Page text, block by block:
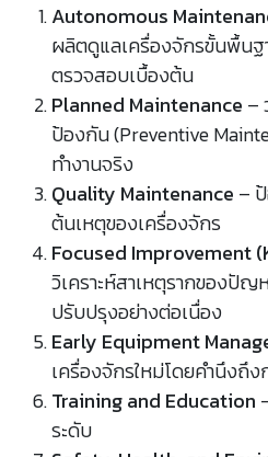
Autonomous
ผลิตดูแลเครื่องจักรขั้นพื้นฐ
ตรวจสอบเบื้องต้น
Planned Maintenance –
ป้องกัน (Preventive
ทำงานจริง
Quality Maintenance –
ต้นเหตุของเครื่องจักร
Focused Improvement
วิเคราะห์สาเหตุรากของปัญ
ปรับปรุงอย่างต่อเนื่อง
Early Equipment
เครื่องจักรใหม่โดยคำนึงถึง
Training and Education
ระดับ